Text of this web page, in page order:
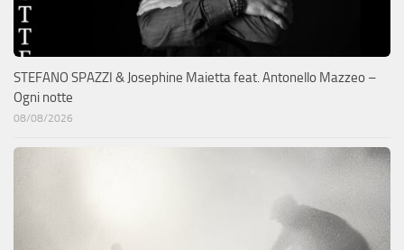
STEFANO SPAZZI & Josephine Maietta feat. Antonello Mazzeo –
Ogni notte
08/08/2026